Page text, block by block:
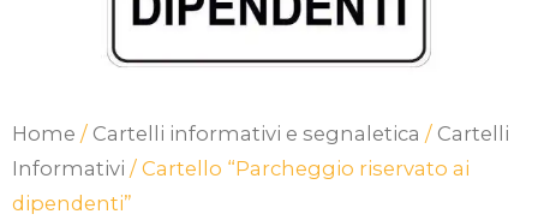
Home / Cartelli informativi e segnaletica / Cartelli
Informativi / Cartello “Parcheggio riservato ai
dipendenti”